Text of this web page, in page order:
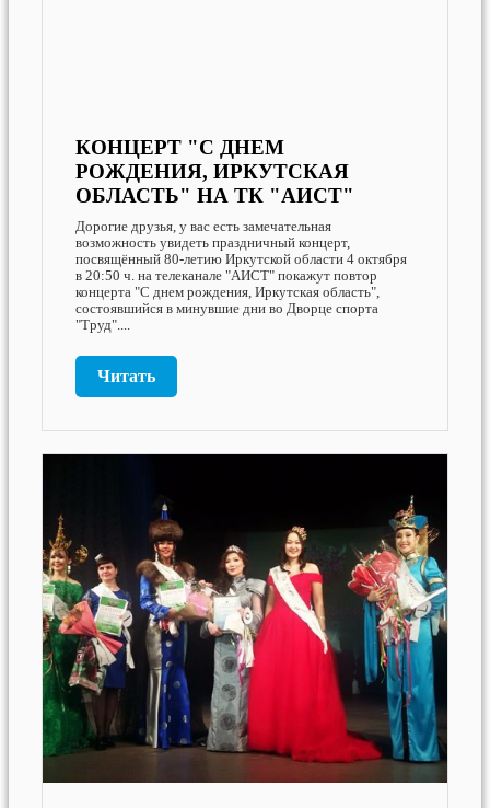
КОНЦЕРТ "С ДНЕМ
РОЖДЕНИЯ, ИРКУТСКАЯ
ОБЛАСТЬ" НА ТК "АИСТ"
Дорогие друзья, у вас есть замечательная
возможность увидеть праздничный концерт,
посвящённый 80-летию Иркутской области 4 октября
в 20:50 ч. на телеканале "АИСТ" покажут повтор
концерта "С днем рождения, Иркутская область",
состоявшийся в минувшие дни во Дворце спорта
"Труд"....
Читать